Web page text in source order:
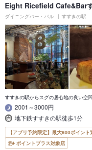
Eight Ricefield Cafe&Bar
ダイニングバー・バル すすきの駅
すすきの駅からスグの居心地の良い空
2001～3000円
地下鉄すすきの駅徒歩1分
【アプリ予約限定】最大800ポイン
ポイントプラス対象店